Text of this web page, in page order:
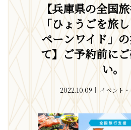
【兵庫県の全国
「ひょうごを旅
ペーンワイド」
て】ご予約前に
い。
2022.10.09 イベント